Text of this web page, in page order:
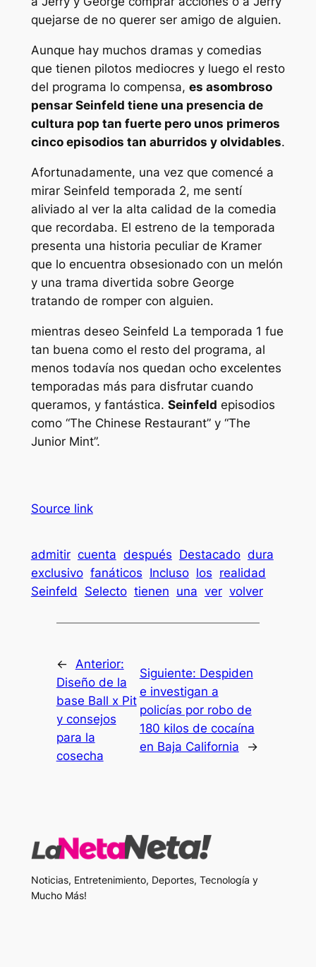
quejarse de no querer ser amigo de alguien.
Aunque hay muchos dramas y comedias
que tienen pilotos mediocres y luego el resto
del programa lo compensa, es asombroso
pensar Seinfeld tiene una presencia de
cultura pop tan fuerte pero unos primeros
cinco episodios tan aburridos y olvidables.
Afortunadamente, una vez que comencé a
mirar Seinfeld temporada 2, me sentí
aliviado al ver la alta calidad de la comedia
que recordaba. El estreno de la temporada
presenta una historia peculiar de Kramer
que lo encuentra obsesionado con un melón
y una trama divertida sobre George
tratando de romper con alguien.
mientras deseo Seinfeld La temporada 1 fue
tan buena como el resto del programa, al
menos todavía nos quedan ocho excelentes
temporadas más para disfrutar cuando
queramos, y fantástica. Seinfeld episodios
como “The Chinese Restaurant” y “The
Junior Mint”.
Source link
admitir cuenta después Destacado dura
exclusivo fanáticos Incluso los realidad
Seinfeld
Selecto tienen una ver volver
← Anterior:
Diseño de la
base Ball x Pit
y consejos
para la
cosecha
Siguiente: Despiden
e investigan a
policías por robo de
180 kilos de cocaína
en Baja California
→
Noticias, Entretenimiento, Deportes, Tecnología y
Mucho Más!